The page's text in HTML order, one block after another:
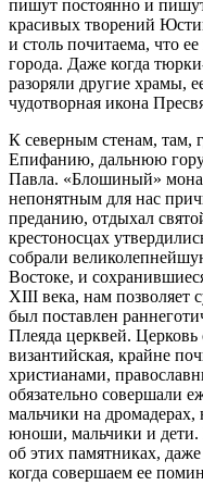
пишут постоянно и
красивых творений
и столь почитаема, что
города. Даже когда
разоряли другие храмы,
чудотворная икона
К северным стенам, там,
Епифанию, дальнюю
Павла. «Блошиный»
непонятным для нас
преданию, отдыхал
крестоносцах
собрали
Востоке, и
XIII века, нам позволяет
был поставлен
Плеяда церквей.
византийская, крайне
христианами,
обязательно совершали
мальчики на
юноши, мальчики и
об этих памятниках,
когда совершаем ее